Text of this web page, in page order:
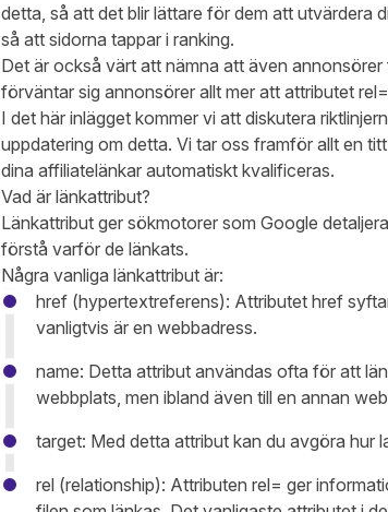
detta, så att det blir lättare för dem att utvärdera
så att sidorna tappar i ranking.
Det är också värt att nämna att även
förväntar sig annonsörer allt mer att attributet
I det här inlägget kommer vi att diskutera
uppdatering om detta. Vi tar oss framför allt en
dina affiliatelänkar automatiskt kvalificeras.
Vad är länkattribut?
Länkattribut ger sökmotorer som Google
förstå varför de länkats.
Några vanliga länkattribut är:
href (hypertextreferens): Attributet href
vanligtvis är en webbadress.
name: Detta attribut användas ofta för att
webbplats, men ibland även till en annan
target: Med detta attribut kan du avgöra hur
rel (relationship): Attributen rel= ger